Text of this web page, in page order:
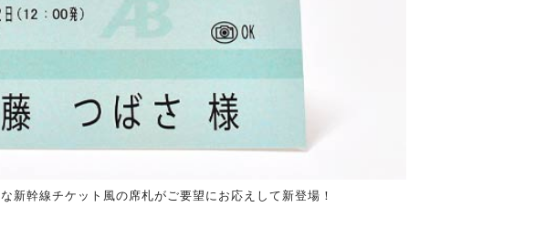
新幹線チケット風の席札がご要望にお応えして新登場！